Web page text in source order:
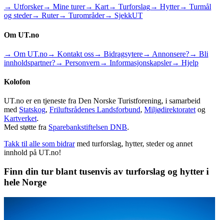
→ Utforsker→ Mine turer→ Kart→ Turforslag→ Hytter→ Turmål
og steder→ Ruter→ Turområder→ SjekkUT
Om UT.no
→ Om UT.no→ Kontakt oss→ Bidragsytere→ Annonsere?→ Bli
innholdspartner?→ Personvern → Informasjonskapsler→ Hjelp
Kolofon
UT.no er en tjeneste fra Den Norske Turistforening, i samarbeid
med Statskog, Friluftsrådenes Landsforbund, Miljødirektoratet og
Kartverket.
Med støtte fra Sparebankstiftelsen DNB.
Takk til alle som bidrar med turforslag, hytter, steder og annet
innhold på UT.no!
Finn din tur blant tusenvis av turforslag og hytter i
hele Norge